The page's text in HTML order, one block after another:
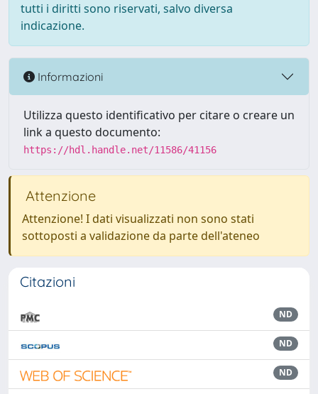
tutti i diritti sono riservati, salvo diversa
indicazione.
Informazioni
Utilizza questo identificativo per citare o creare un
link a questo documento:
https://hdl.handle.net/11586/41156
Attenzione
Attenzione! I dati visualizzati non sono stati
sottoposti a validazione da parte dell'ateneo
Citazioni
ND
ND
ND